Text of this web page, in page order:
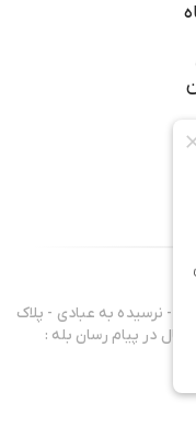
- نرسیده به عبادی - پلاک
فروش 09337998018 - آدرس کانال در پیام رسان بله :
آنلاین آرایشگاهی خوش